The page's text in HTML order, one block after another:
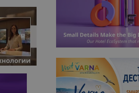
Функционалност
уебсайта, като потребителско влизане и
необходими бисквитки.
се използва, за да запомните съгласието
за използването на бисквитки на сайта.